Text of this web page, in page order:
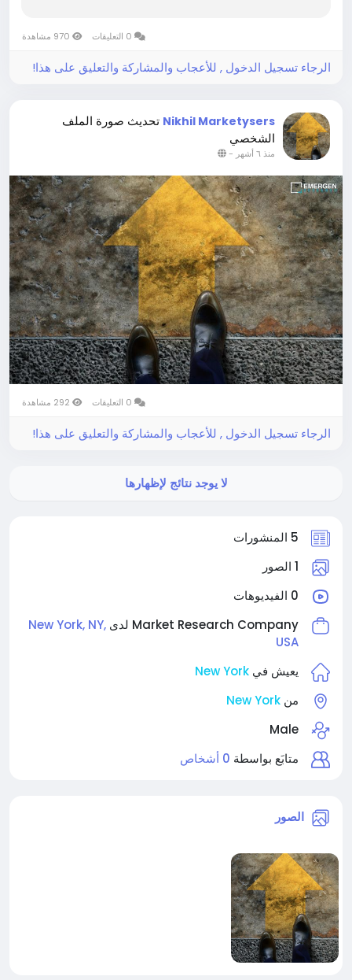
5 المنشورات
1 الصور
0 الفيديوهات
Market Research Company لدى
New York, NY,
USA
يعيش في New York
من New York
Male
متابَع بواسطة 0 أشخاص
الصور
الرجاء تسجيل الدخول , للأعجاب والمشاركة والتعليق على هذا!
Nikhil Marketysers تحديث صورة الملف
الشخصي
منذ ٦ أشهر -
الرجاء تسجيل الدخول , للأعجاب والمشاركة والتعليق على هذا!
لا يوجد نتائج لإظهارها